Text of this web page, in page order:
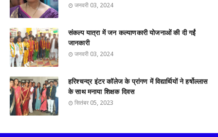
जनवरी 03, 2024
संकल्प यात्रा में जन कल्याणकारी योजनाओं की दी गईं
जानकारी
जनवरी 03, 2024
हरिश्चन्द्र इंटर कॉलेज के प्रांगण में विद्यार्थियों ने हर्षोल्लास
के साथ मनाया शिक्षक दिवस
सितंबर 05, 2023